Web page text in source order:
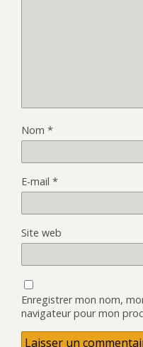
Nom *
E-mail *
Site web
Enregistrer mon nom,
navigateur pour mon